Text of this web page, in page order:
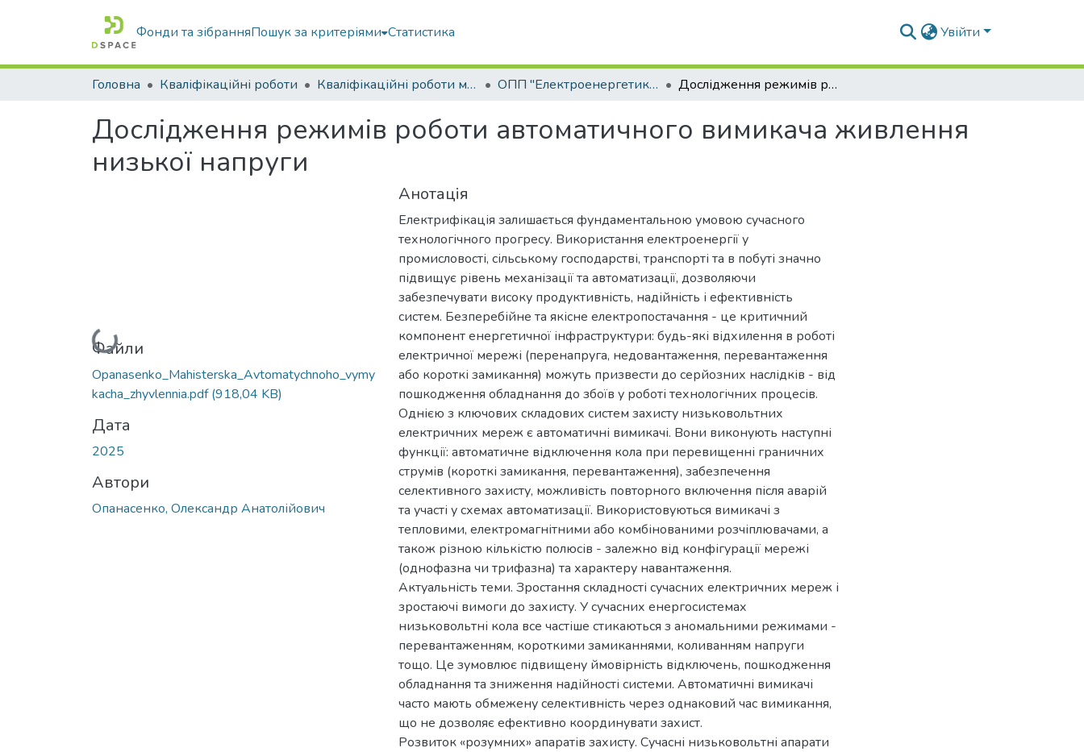
Фонди та зібранняПошук за критеріями Статистика Увійти
Головна Кваліфікаційні роботи Кваліфікаційні роботи магістрів ОПП "Електроенергетика, електротехніка та електромеханіка" Дослідження режимів роботи автоматичного вимикача живлення низької напруги
Дослідження режимів роботи автоматичного вимикача живлення
низької напруги
Вантажиться...Файли
Opanasenko_Mahisterska_Avtomatychnoho_vymy
kacha_zhyvlennia.pdf(918,04 KB)
Дата
2025
Автори
Опанасенко, Олександр Анатолійович
Анотація
Електрифікація залишається фундаментальною умовою сучасного
технологічного прогресу. Використання електроенергії у
промисловості, сільському господарстві, транспорті та в побуті значно
підвищує рівень механізації та автоматизації, дозволяючи
забезпечувати високу продуктивність, надійність і ефективність
систем. Безперебійне та якісне електропостачання - це критичний
компонент енергетичної інфраструктури: будь-які відхилення в роботі
електричної мережі (перенапруга, недовантаження, перевантаження
або короткі замикання) можуть призвести до серйозних наслідків - від
пошкодження обладнання до збоїв у роботі технологічних процесів.
Однією з ключових складових систем захисту низьковольтних
електричних мереж є автоматичні вимикачі. Вони виконують наступні
функції: автоматичне відключення кола при перевищенні граничних
струмів (короткі замикання, перевантаження), забезпечення
селективного захисту, можливість повторного включення після аварій
та участі у схемах автоматизації. Використовуються вимикачі з
тепловими, електромагнітними або комбінованими розчіплювачами, а
також різною кількістю полюсів - залежно від конфігурації мережі
(однофазна чи трифазна) та характеру навантаження.
Актуальність теми. Зростання складності сучасних електричних мереж і
зростаючі вимоги до захисту. У сучасних енергосистемах
низьковольтні кола все частіше стикаються з аномальними режимами -
перевантаженням, короткими замиканнями, коливанням напруги
тощо. Це зумовлює підвищену ймовірність відключень, пошкодження
обладнання та зниження надійності системи. Автоматичні вимикачі
часто мають обмежену селективність через однаковий час вимикання,
що не дозволяє ефективно координувати захист.
Розвиток «розумних» апаратів захисту. Сучасні низьковольтні апарати